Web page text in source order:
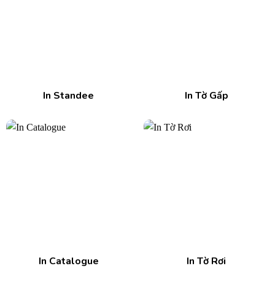
In Standee In Tờ Gấp
In Catalogue In Tờ Rơi